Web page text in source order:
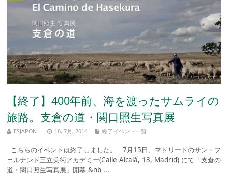
【終了】400年前、海を渡ったサムライの
旅路。支倉の道・関口照生写真展
ESJAPON 16, 7月, 2014 終了イベント一覧
こちらのイベントは終了しました。 7月15日、マドリードのサン・フ
ェルナンド王立美術アカデミー(Calle Alcalá, 13, Madrid) にて「支倉の
道・関口照生写真展」開幕 &nb ...